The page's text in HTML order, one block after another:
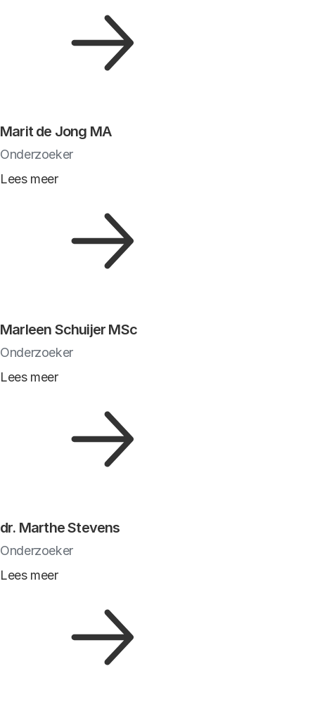
Marit de Jong MA
Onderzoeker
Lees meer
Marleen Schuijer MSc
Onderzoeker
Lees meer
dr. Marthe Stevens
Onderzoeker
Lees meer